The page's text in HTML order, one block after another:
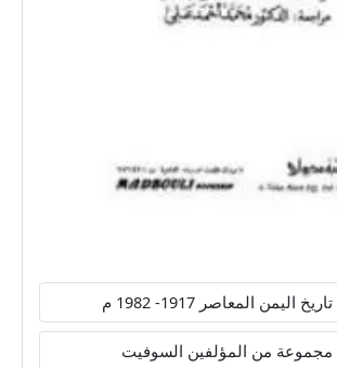
تاريخ اليمن المعاصر 1917- 1982 م
مجموعة من المؤلفين السوفيت